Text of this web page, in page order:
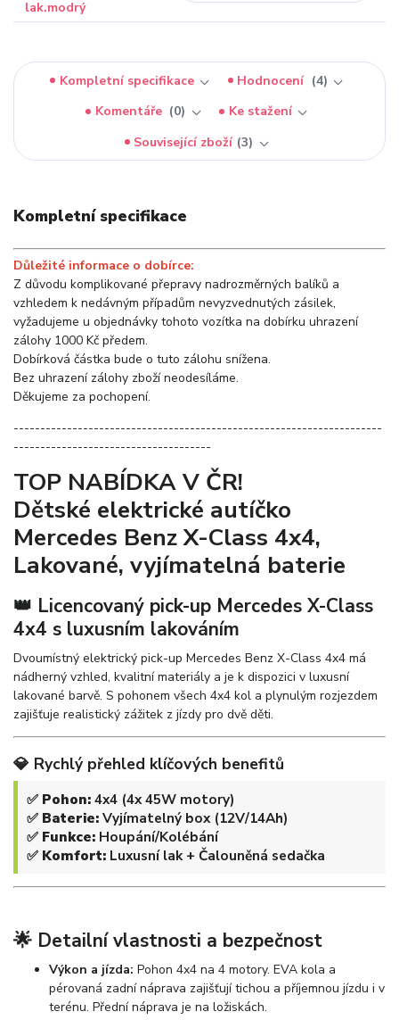
Kompletní specifikace Hodnocení
4
Komentáře
0
Ke stažení
Související zboží 3
Kompletní specifikace
Důležité informace o dobírce:
Z důvodu komplikované přepravy nadrozměrných balíků a
vzhledem k nedávným případům nevyzvednutých zásilek,
vyžadujeme u objednávky tohoto vozítka na dobírku uhrazení
zálohy 1000 Kč předem.
Dobírková částka bude o tuto zálohu snížena.
Bez uhrazení zálohy zboží neodesíláme.
Děkujeme za pochopení.
---------------------------------------------------------------------
-------------------------------------
TOP NABÍDKA V ČR!
Dětské elektrické autíčko
Mercedes Benz X-Class 4x4,
Lakované, vyjímatelná baterie
👑 Licencovaný pick-up Mercedes X-Class
4x4 s luxusním lakováním
Dvoumístný elektrický pick-up Mercedes Benz X-Class 4x4 má
nádherný vzhled, kvalitní materiály a je k dispozici v luxusní
lakované barvě. S pohonem všech 4x4 kol a plynulým rozjezdem
zajišťuje realistický zážitek z jízdy pro dvě děti.
💎 Rychlý přehled klíčových benefitů
✅ Pohon:4x4 (4x 45W motory)
✅ Baterie:Vyjímatelný box (12V/14Ah)
✅ Funkce: Houpání/Kolébání
✅ Komfort: Luxusní lak + Čalouněná sedačka
🌟 Detailní vlastnosti a bezpečnost
Výkon a jízda: Pohon 4x4 na 4 motory. EVA kola a
pérovaná zadní náprava zajišťují tichou a příjemnou jízdu i v
terénu. Přední náprava je na ložiskách.